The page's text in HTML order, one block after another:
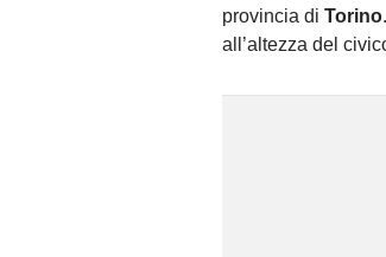
provincia di Torino
all’altezza del